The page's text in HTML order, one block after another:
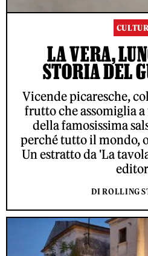
LA VERA,
STORIA DEL
Vicende picaresche,
frutto che assomiglia
della famosissima
perché tutto il mondo,
Un estratto da 'La
DI ROLLING